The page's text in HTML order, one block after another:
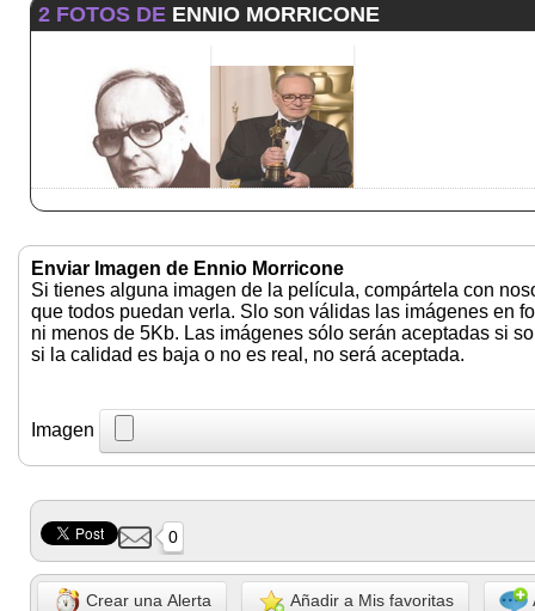
2 FOTOS DE ENNIO MORRICONE
Enviar Imagen de Ennio Morricone
Si tienes alguna imagen de la película, compártela con
que todos puedan verla. Slo son válidas las imágenes en
ni menos de 5Kb. Las imágenes sólo serán aceptadas si
si la calidad es baja o no es real, no será aceptada.
Imagen
0
Crear una Alerta Añadir a Mis favoritas